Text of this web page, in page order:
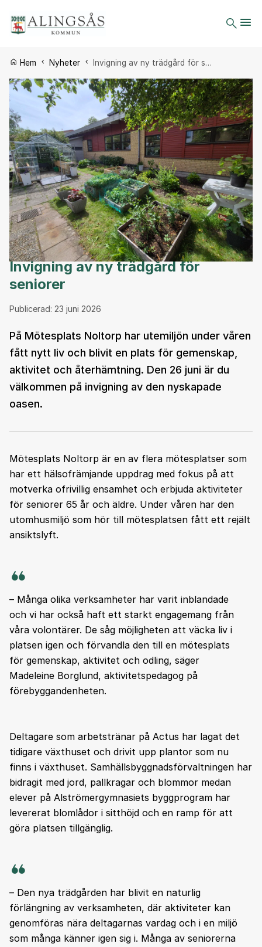
Du är här:
Hem Nyheter Invigning av ny trädgård för s…
Invigning av ny trädgård för
seniorer
Publicerad: 23 juni 2026
På Mötesplats Noltorp har utemiljön under våren
fått nytt liv och blivit en plats för gemenskap,
aktivitet och återhämtning. Den 26 juni är du
välkommen på invigning av den nyskapade
oasen.
Mötesplats Noltorp är en av flera mötesplatser som
har ett hälsofrämjande uppdrag med fokus på att
motverka ofrivillig ensamhet och erbjuda aktiviteter
för seniorer 65 år och äldre. Under våren har den
utomhusmiljö som hör till mötesplatsen fått ett rejält
ansiktslyft.
– Många olika verksamheter har varit inblandade
och vi har också haft ett starkt engagemang från
våra volontärer. De såg möjligheten att väcka liv i
platsen igen och förvandla den till en mötesplats
för gemenskap, aktivitet och odling, säger
Madeleine Borglund, aktivitetspedagog på
förebyggandenheten.
Deltagare som arbetstränar på Actus har lagat det
tidigare växthuset och drivit upp plantor som nu
finns i växthuset. Samhällsbyggnadsförvaltningen har
bidragit med jord, pallkragar och blommor medan
elever på Alströmergymnasiets byggprogram har
levererat blomlådor i sitthöjd och en ramp för att
göra platsen tillgänglig.
– Den nya trädgården har blivit en naturlig
förlängning av verksamheten, där aktiviteter kan
genomföras nära deltagarnas vardag och i en miljö
som många känner igen sig i. Många av seniorerna